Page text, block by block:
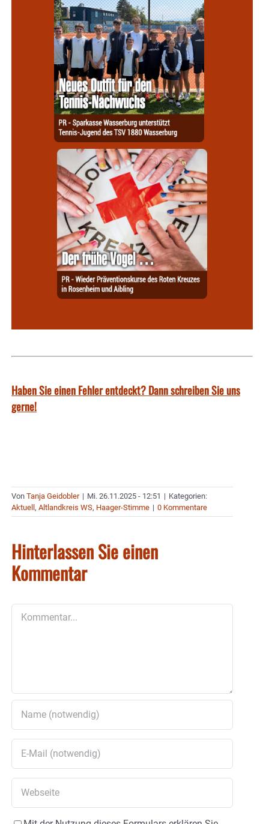
Haben Sie einen Fehler entdeckt? Dann schreiben Sie uns
gerne!
Von Tanja Geidobler | Mi. 26.11.2025 - 12:51 | Kategorien:
Aktuell , Altlandkreis WS, Haager-Stimme | 0 Kommentare
Hinterlassen Sie einen
Kommentar